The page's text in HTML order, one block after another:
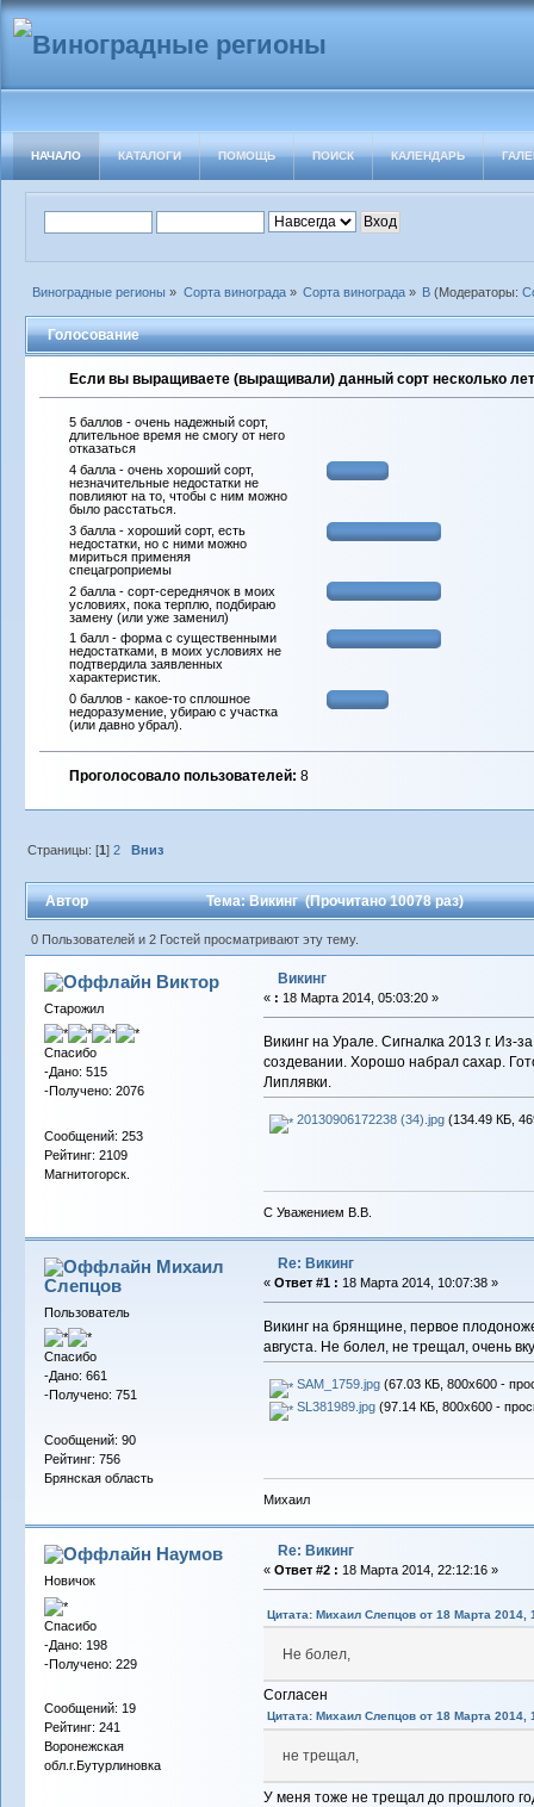
НАЧАЛО КАТАЛОГИ ПОМОЩЬ ПОИСК КАЛЕНДАРЬ
Виноградные регионы » Сорта винограда» Сорта винограда» В (Модераторы:
Голосование
Если вы выращиваете (выращивали) данный сорт несколько
5 баллов - очень надежный сорт,
длительное время не смогу от него
отказаться
4 балла - очень хороший сорт,
незначительные недостатки не
повлияют на то, чтобы с ним можно
было расстаться.
3 балла - хороший сорт, есть
недостатки, но с ними можно
мириться применяя
спецагроприемы
2 балла - сорт-середнячок в моих
условиях, пока терплю, подбираю
замену (или уже заменил)
1 балл - форма с существенными
недостатками, в моих условиях не
подтвердила заявленных
характеристик.
0 баллов - какое-то сплошное
недоразумение, убираю с участка
(или давно убрал).
Проголосовало пользователей: 8
Страницы: [1]2 Вниз
Автор Тема: Викинг (Прочитано 10078 раз)
0 Пользователей и 2 Гостей просматривают эту тему.
Виктор
Старожил
Спасибо
-Дано: 515
-Получено: 2076
Сообщений: 253
Рейтинг: 2109
Магнитогорск.
Викинг
« : 18 Марта 2014, 05:03:20 »
Викинг на Урале. Сигналка 2013 г.
создевании. Хорошо набрал сахар.
Липлявки.
20130906172238 (34).jpg(134.49 КБ,
С Уважением В.В.
Михаил
Слепцов
Пользователь
Спасибо
-Дано: 661
-Получено: 751
Сообщений: 90
Рейтинг: 756
Брянская область
Re: Викинг
« Ответ #1 : 18 Марта 2014, 10:07:38 »
Викинг на брянщине, первое
августа. Не болел, не трещал, очень
SAM_1759.jpg(67.03 КБ, 800x600 -
SL381989.jpg(97.14 КБ, 800x600 -
Михаил
Наумов
Новичок
Спасибо
-Дано: 198
-Получено: 229
Сообщений: 19
Рейтинг: 241
Воронежская
обл.г.Бутурлиновка
Re: Викинг
« Ответ #2 : 18 Марта 2014, 22:12:16 »
Цитата: Михаил Слепцов от 18 Марта 2014,
Не болел,
Согласен
Цитата: Михаил Слепцов от 18 Марта 2014,
не трещал,
У меня тоже не трещал до прошлого